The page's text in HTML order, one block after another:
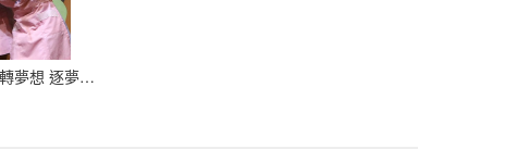
LINE_ALBUM_授裙典禮-旋轉夢想 逐夢飛翔_210927_3